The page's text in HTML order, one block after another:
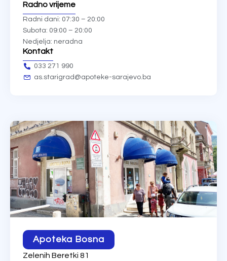
Radno vrijeme
Radni dani: 07:30 – 20:00
Subota: 09:00 – 20:00
Nedjelja: neradna
Kontakt
033 271 990
as.starigrad@apoteke-sarajevo.ba
Apoteka Bosna
Zelenih Beretki 81